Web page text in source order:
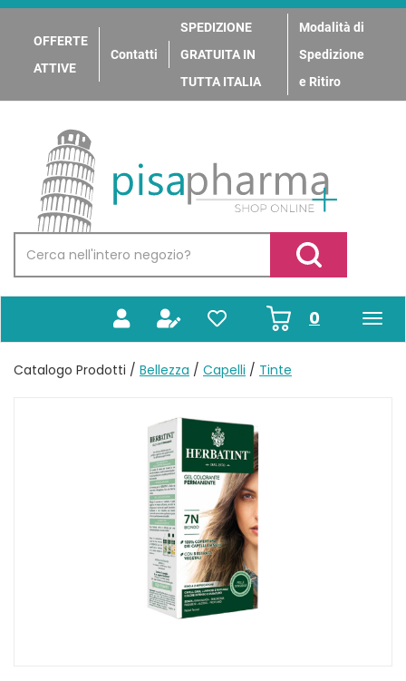
Passa
contenuto
principale
OFFERTE
ATTIVE
Contatti
SPEDIZIONE
GRATUITA IN
TUTTA ITALIA
Modalità di
Spedizione
e Ritiro
PisaPharma
Prodotto
Cerca Prodotto
0prodotti
inseriti
Catalogo Prodotti / Bellezza / Capelli / Tinte